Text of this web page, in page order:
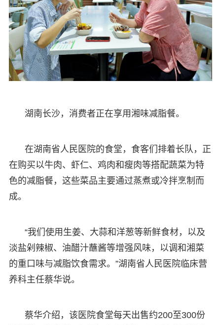
湖南长沙，消费者正在享用湘味减脂餐。
在湖南省人民医院的食堂，食客们排着长队，正
在购买以牛肉、虾仁、鸡肉和瘦肉等搭配蔬菜为特
色的减脂餐，这些菜品主要通过蒸煮或冷拌烹制而
成。
“我们使用生姜、大蒜和洋葱等新鲜食材，以及
淡盐剁辣椒、油醋汁蘸酱等增强风味，以调和湘菜
的重口味与减脂饮食需求。”湖南省人民医院临床营
养科主任蔡华说。
蔡华介绍，该医院食堂每天出售约200至300份